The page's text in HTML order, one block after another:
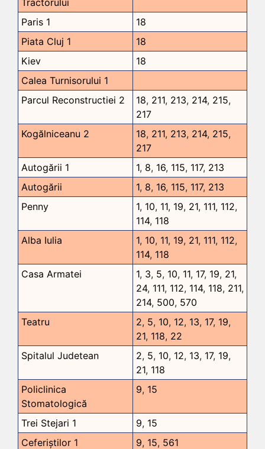
Paris 1
18
Piata Cluj 1
18
Kiev
18
Calea Turnisorului 1
Parcul Reconstructiei 2
18, 211, 213, 214, 215,
217
Kogălniceanu 2
18, 211, 213, 214, 215,
217
Autogării 1
1, 8, 16, 115, 117, 213
Autogării
1, 8, 16, 115, 117, 213
Penny
1, 10, 11, 19, 21, 111, 112,
114, 118
Alba Iulia
1, 10, 11, 19, 21, 111, 112,
114, 118
Casa Armatei
1, 3, 5, 10, 11, 17, 19, 21,
24, 111, 112, 114, 118, 211,
214, 500, 570
Teatru
2, 5, 10, 12, 13, 17, 19,
21, 118, 22
Spitalul Judetean
2, 5, 10, 12, 13, 17, 19,
21, 118
Policlinica
Stomatologică
9, 15
Trei Stejari 1 9, 15
Ceferiștilor 1
9, 15, 561